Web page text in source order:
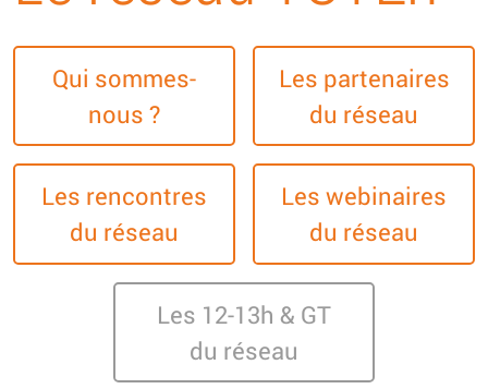
Qui sommes-
nous ?
Les partenaires
du réseau
Les rencontres
du réseau
Les webinaires
du réseau
Les 12-13h & GT
du réseau